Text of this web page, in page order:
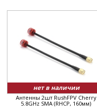
нет в наличии
Антенны 2шт RushFPV Cherry
5.8GHz SMA (RHCP, 160мм)